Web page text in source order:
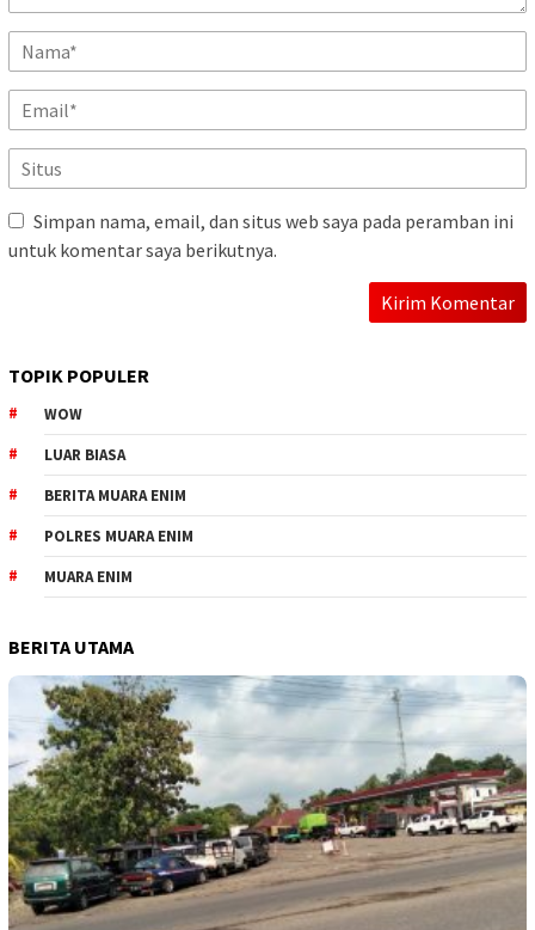
Simpan nama, email, dan situs web saya pada peramban ini
untuk komentar saya berikutnya.
TOPIK POPULER
WOW
LUAR BIASA
BERITA MUARA ENIM
POLRES MUARA ENIM
MUARA ENIM
BERITA UTAMA